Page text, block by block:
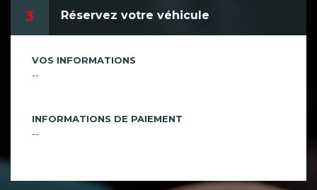
3 Réservez votre véhicule
VOS INFORMATIONS
--
INFORMATIONS DE PAIEMENT
--